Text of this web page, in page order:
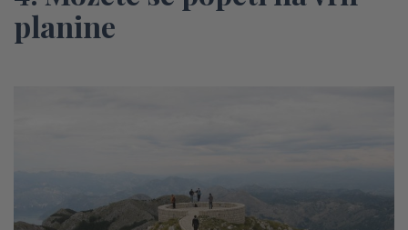
planine